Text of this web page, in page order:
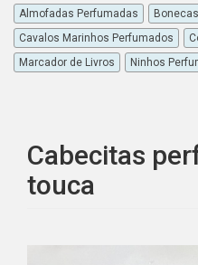
Almofadas Perfumadas
Cavalos Marinhos Perfumados
Marcador de Livros
Ninhos
Cabecitas
touca